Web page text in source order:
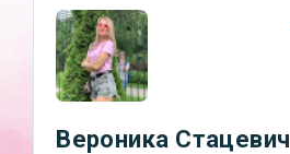
Вероника Стацевич